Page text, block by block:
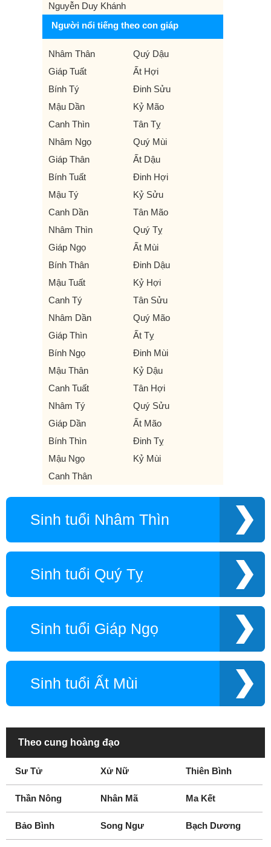
Nguyễn Duy Khánh
Người nổi tiếng theo con giáp
Nhâm Thân
Quý Dậu
Giáp Tuất
Ất Hợi
Bính Tý
Đinh Sửu
Mậu Dần
Kỷ Mão
Canh Thìn
Tân Tỵ
Nhâm Ngọ
Quý Mùi
Giáp Thân
Ất Dậu
Bính Tuất
Đinh Hợi
Mậu Tý
Kỷ Sửu
Canh Dần
Tân Mão
Nhâm Thìn
Quý Tỵ
Giáp Ngọ
Ất Mùi
Bính Thân
Đinh Dậu
Mậu Tuất
Kỷ Hợi
Canh Tý
Tân Sửu
Nhâm Dần
Quý Mão
Giáp Thìn
Ất Tỵ
Bính Ngọ
Đinh Mùi
Mậu Thân
Kỷ Dậu
Canh Tuất
Tân Hợi
Nhâm Tý
Quý Sửu
Giáp Dần
Ất Mão
Bính Thìn
Đinh Tỵ
Mậu Ngọ
Kỷ Mùi
Canh Thân
Sinh tuổi Nhâm Thìn
Sinh tuổi Quý Tỵ
Sinh tuổi Giáp Ngọ
Sinh tuổi Ất Mùi
Theo cung hoàng đạo
Sư Tử Xử Nữ Thiên Bình
Thần Nông Nhân Mã Ma Kết
Bảo Bình Song Ngư Bạch Dương